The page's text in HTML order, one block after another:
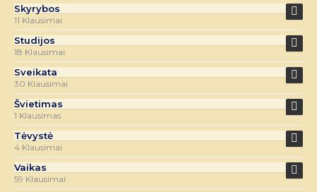
Skyrybos
11 Klausimai
Studijos
18 Klausimai
Sveikata
30 Klausimai
Švietimas
1 Klausimas
Tėvystė
4 Klausimai
Vaikas
59 Klausimai